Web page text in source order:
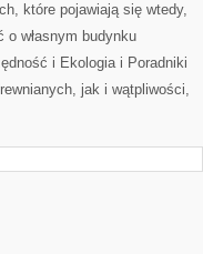
które pojawiają się wtedy,
własnym budynku
i Ekologia i Poradniki
jak i wątpliwości,